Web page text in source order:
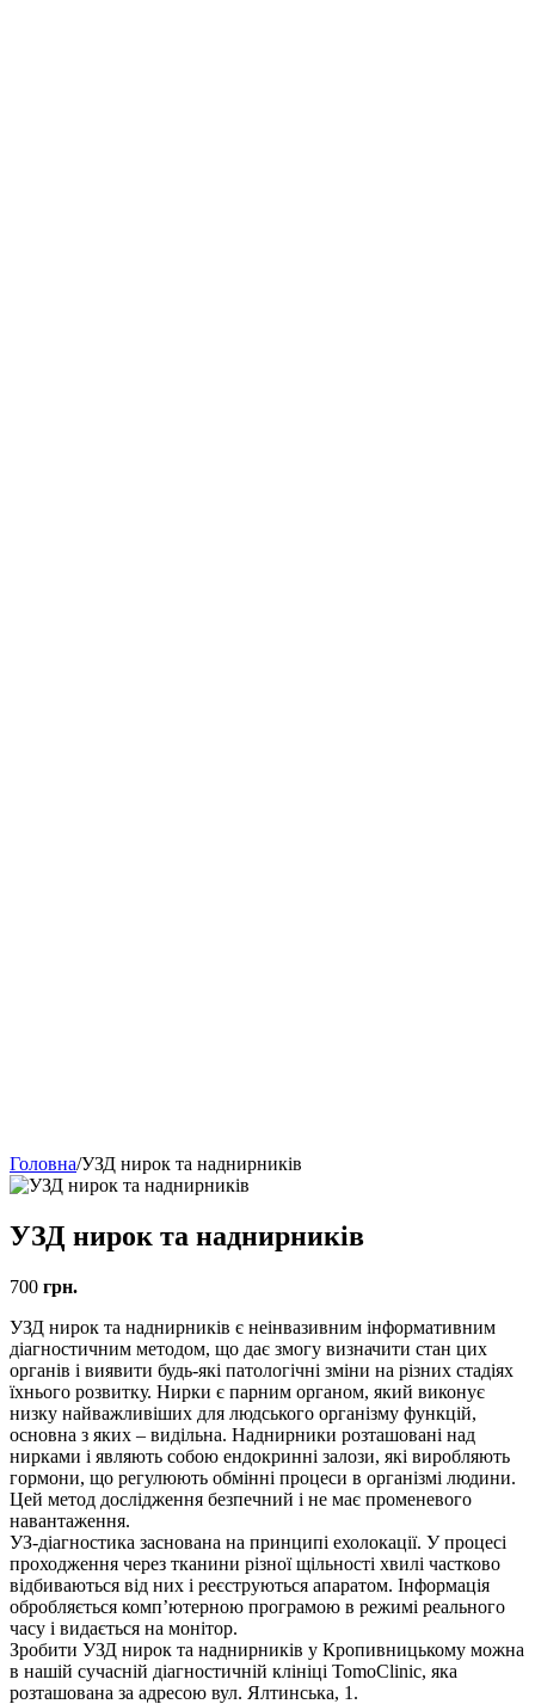
Головна/УЗД нирок та наднирників
УЗД нирок та наднирників
700 грн.
УЗД нирок та наднирників є неінвазивним інформативним
діагностичним методом, що дає змогу визначити стан цих
органів і виявити будь-які патологічні зміни на різних стадіях
їхнього розвитку. Нирки є парним органом, який виконує
низку найважливіших для людського організму функцій,
основна з яких – видільна. Наднирники розташовані над
нирками і являють собою ендокринні залози, які виробляють
гормони, що регулюють обмінні процеси в організмі людини.
Цей метод дослідження безпечний і не має променевого
навантаження.
УЗ-діагностика заснована на принципі ехолокації. У процесі
проходження через тканини різної щільності хвилі частково
відбиваються від них і реєструються апаратом. Інформація
обробляється комп’ютерною програмою в режимі реального
часу і видається на монітор.
Зробити УЗД нирок та наднирників у Кропивницькому можна
в нашій сучасній діагностичній клініці TomoClinic, яка
розташована за адресою вул. Ялтинська, 1.